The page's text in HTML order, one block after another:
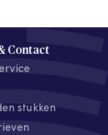
Contact
stukken